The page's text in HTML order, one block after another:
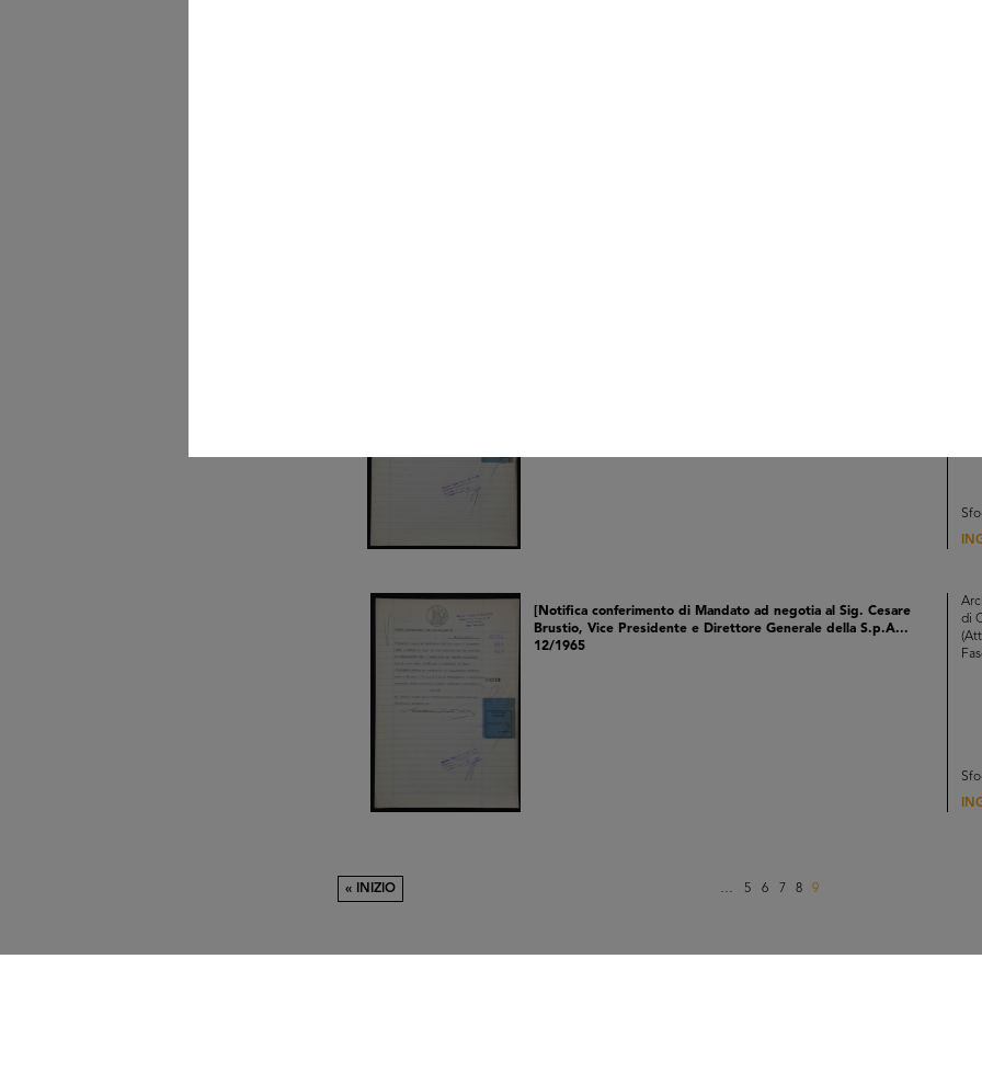
[Notifica conferimento di Mandato ad negotia al Sig. Cesare
Brustio, Vice Presidente e Direttore Generale della S.p.A...
12/1965
di
« INIZIO … 5 6 7 8 9